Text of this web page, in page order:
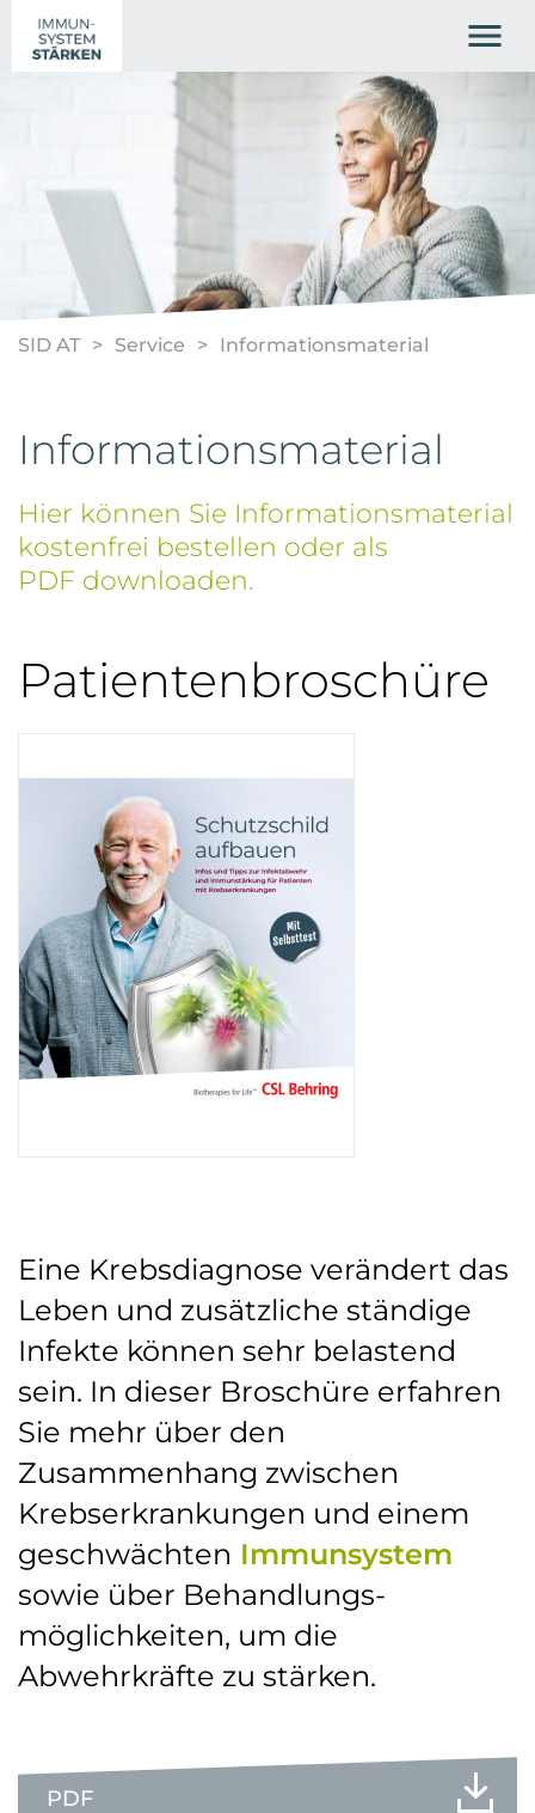
SID AT Service Informationsmaterial
Informationsmaterial
Hier können Sie Informationsmaterial
kostenfrei bestellen oder als
PDF downloaden.
Patientenbroschüre
Eine Krebsdiagnose verändert das
Leben und zusätzliche ständige
Infekte können sehr belastend
sein. In dieser Broschüre erfahren
Sie mehr über den
Zusammenhang zwischen
Krebserkrankungen und einem
geschwächten Immunsystem
sowie über Behandlungs-
möglichkeiten, um die
Abwehrkräfte zu stärken.
PDF